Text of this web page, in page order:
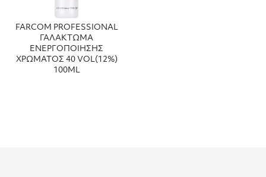
FARCOM PROFESSIONAL
ΓΑΛΑΚΤΩΜΑ
ΕΝΕΡΓΟΠΟΙΗΣΗΣ
ΧΡΩΜΑΤΟΣ 40 VOL(12%)
100ML